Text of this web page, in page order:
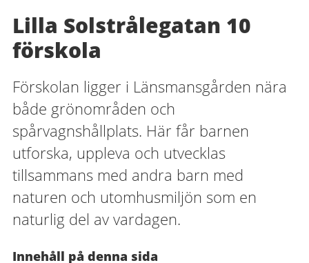
Lilla Solstrålegatan 10
förskola
Förskolan ligger i Länsmansgården nära
både grönområden och
spårvagnshållplats. Här får barnen
utforska, uppleva och utvecklas
tillsammans med andra barn med
naturen och utomhusmiljön som en
naturlig del av vardagen.
Innehåll på denna sida